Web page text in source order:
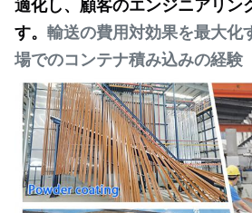
適化し、顧客のエンジニアリン
す。 輸送の費用対効果を最大化
場でのコンテナ積み込みの経験